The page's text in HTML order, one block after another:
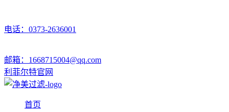
电话：0373-2636001
邮箱：1668715004@qq.com
利菲尔特官网
首页